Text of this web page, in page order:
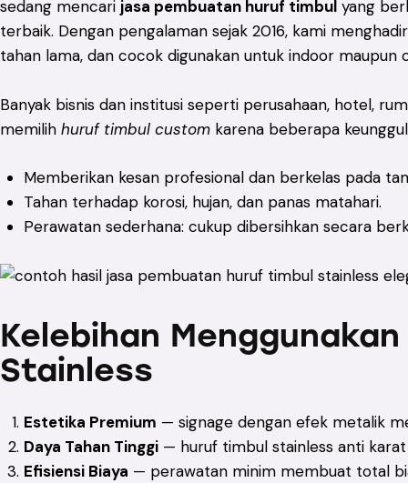
sedang mencari jasa pembuatan huruf timbul yang
terbaik. Dengan pengalaman sejak 2016, kami
tahan lama, dan cocok digunakan untuk indoor maupun
Banyak bisnis dan institusi seperti perusahaan, hotel,
memilih huruf timbul custom karena beberapa
Memberikan kesan profesional dan berkelas pada
Tahan terhadap korosi, hujan, dan panas matahari.
Perawatan sederhana: cukup dibersihkan secara
Kelebihan
Stainless
Estetika Premium — signage dengan efek metalik
Daya Tahan Tinggi— huruf timbul stainless anti
Efisiensi Biaya — perawatan minim membuat total